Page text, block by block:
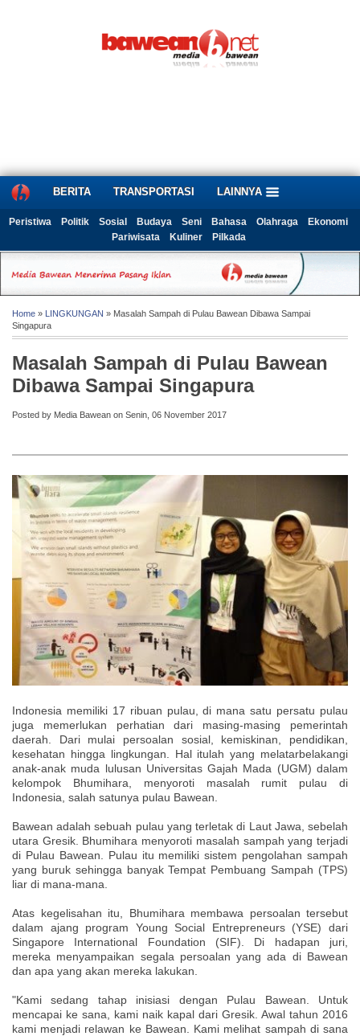
BERITA TRANSPORTASI LAINNYA
Peristiwa Politik Sosial Budaya Seni Bahasa Olahraga
Ekonomi
Pariwisata
Kuliner Pilkada
Home » LINGKUNGAN » Masalah Sampah di Pulau Bawean Dibawa Sampai
Singapura
Masalah Sampah di Pulau Bawean
Dibawa Sampai Singapura
Posted by Media Bawean on Senin, 06 November 2017
Indonesia memiliki 17 ribuan pulau, di mana satu persatu pulau
juga memerlukan perhatian dari masing-masing pemerintah
daerah. Dari mulai persoalan sosial, kemiskinan, pendidikan,
kesehatan hingga lingkungan. Hal itulah yang melatarbelakangi
anak-anak muda lulusan Universitas Gajah Mada (UGM) dalam
kelompok Bhumihara, menyoroti masalah rumit pulau di
Indonesia, salah satunya pulau Bawean.
Bawean adalah sebuah pulau yang terletak di Laut Jawa, sebelah
utara Gresik. Bhumihara menyoroti masalah sampah yang terjadi
di Pulau Bawean. Pulau itu memiliki sistem pengolahan sampah
yang buruk sehingga banyak Tempat Pembuang Sampah (TPS)
liar di mana-mana.
Atas kegelisahan itu, Bhumihara membawa persoalan tersebut
dalam ajang program Young Social Entrepreneurs (YSE) dari
Singapore International Foundation (SIF). Di hadapan juri,
mereka menyampaikan segala persoalan yang ada di Bawean
dan apa yang akan mereka lakukan.
"Kami sedang tahap inisiasi dengan Pulau Bawean. Untuk
mencapai ke sana, kami naik kapal dari Gresik. Awal tahun 2016
kami menjadi relawan ke Bawean. Kami melihat sampah di sana